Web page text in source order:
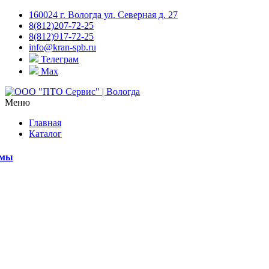
160024 г. Вологда ул. Северная д. 27
8(812)207-72-25
8(812)917-72-25
info@kran-spb.ru
Телеграм
Max
Меню
Главная
Каталог